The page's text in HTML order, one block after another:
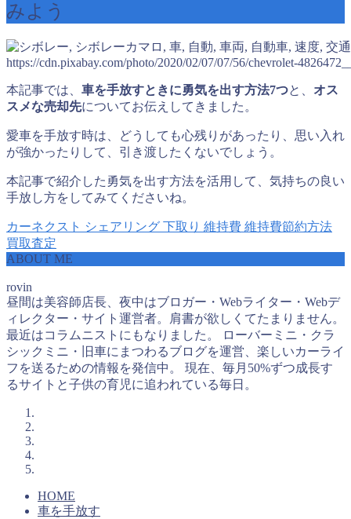
みよう
https://cdn.pixabay.com/photo/2020/02/07/07/56/chevrolet-
本記事では、 車を手放すときに勇気を出す方法7つと、 オス
スメな売却先についてお伝えしてきました。
愛車を手放す時は、どうしても心残りがあったり、思い入れ
が強かったりして、引き渡したくないでしょう。
本記事で紹介した勇気を出す方法を活用して、気持ちの良い
手放し方をしてみてくださいね。
カーネクスト シェアリング 下取り 維持費 維持費節約方法
買取査定
ABOUT ME
rovin
昼間は美容師店長、夜中はブロガー・Webライター・Webデ
ィレクター・サイト運営者。肩書が欲しくてたまりません。
最近はコラムニストにもなりました。 ローバーミニ・クラ
シックミニ・旧車にまつわるブログを運営、楽しいカーライ
フを送るための情報を発信中。 現在、毎月50%ずつ成長す
るサイトと子供の育児に追われている毎日。
HOME
車を手放す